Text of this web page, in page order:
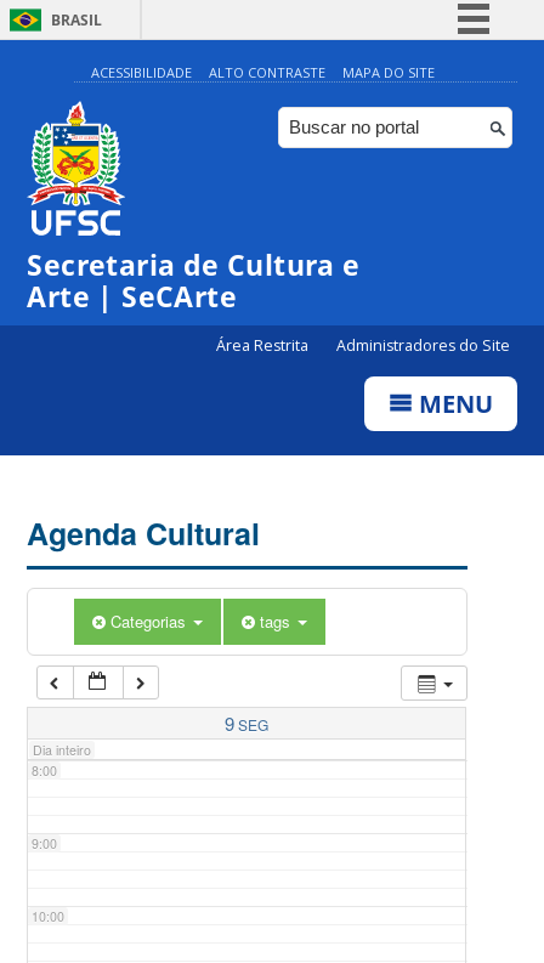
BRASIL
Simplifique!
Comunica BR
Participe
ACESSIBILIDADE ALTO CONTRASTE MAPA DO SITE
Secretaria de Cultura e
Arte | SeCArte
Área Restrita Administradores do Site
MENU
Agenda Cultural
Categorias tags
9SEG
Dia inteiro
0:00
1:00
5:00
7:00
8:00
9:00
10:00